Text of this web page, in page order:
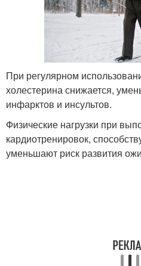
При регулярном
холестерина снижается,
инфарктов и инсультов.
Физические нагрузки при
кардиотренировок,
уменьшают риск развития